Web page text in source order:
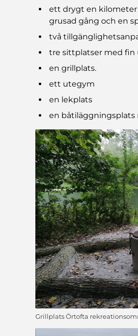
ett drygt en kilometer
grusad gång och en
två
tre sittplatser med fin
en grillplats.
ett utegym
en lekplats
en båtiläggningsplats
Grillplats Örtofta